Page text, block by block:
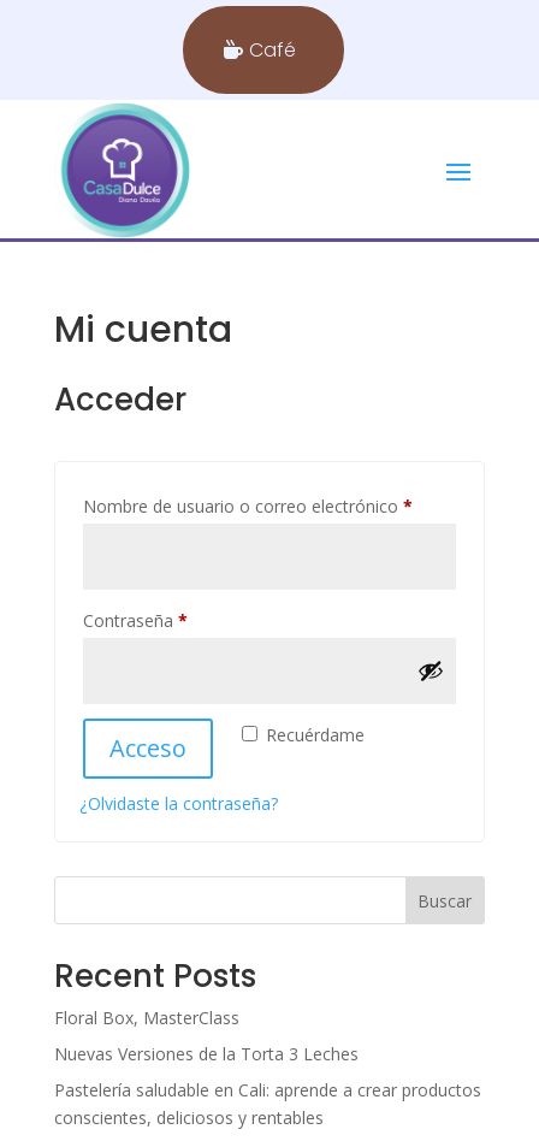
Café
Mi cuenta
Acceder
Nombre de usuario o correo electrónico *Obligatorio
Contraseña *Obligatorio
Recuérdame
Acceso
¿Olvidaste la contraseña?
Buscar
Recent Posts
Floral Box, MasterClass
Nuevas Versiones de la Torta 3 Leches
Pastelería saludable en Cali: aprende a crear productos
conscientes, deliciosos y rentables